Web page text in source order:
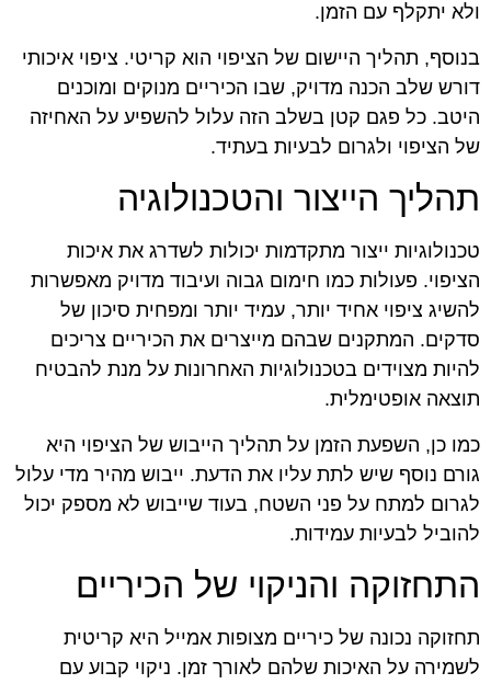
ולא יתקלף עם הזמן.
בנוסף, תהליך היישום של הציפוי הוא קריטי. ציפוי איכותי
דורש שלב הכנה מדויק, שבו הכיריים מנוקים ומוכנים
היטב. כל פגם קטן בשלב הזה עלול להשפיע על האחיזה
של הציפוי ולגרום לבעיות בעתיד.
תהליך הייצור והטכנולוגיה
טכנולוגיות ייצור מתקדמות יכולות לשדרג את איכות
הציפוי. פעולות כמו חימום גבוה ועיבוד מדויק מאפשרות
להשיג ציפוי אחיד יותר, עמיד יותר ומפחית סיכון של
סדקים. המתקנים שבהם מייצרים את הכיריים צריכים
להיות מצוידים בטכנולוגיות האחרונות על מנת להבטיח
תוצאה אופטימלית.
כמו כן, השפעת הזמן על תהליך הייבוש של הציפוי היא
גורם נוסף שיש לתת עליו את הדעת. ייבוש מהיר מדי עלול
לגרום למתח על פני השטח, בעוד שייבוש לא מספק יכול
להוביל לבעיות עמידות.
התחזוקה והניקוי של הכיריים
תחזוקה נכונה של כיריים מצופות אמייל היא קריטית
לשמירה על האיכות שלהם לאורך זמן. ניקוי קבוע עם